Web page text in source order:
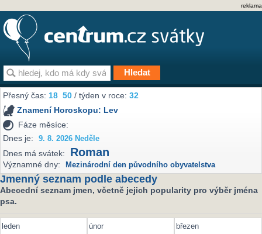
reklama
Přesný čas:18 50 / týden v roce:32
Znamení Horoskopu: Lev
Fáze měsíce:
Dnes je:
9. 8. 2026 Neděle
Dnes má svátek: Roman
Významné dny: Mezinárodní den původního obyvatelstva
Jmenný seznam podle abecedy
Abecední seznam jmen, včetně jejich popularity pro výběr jména
psa.
leden únor
březen